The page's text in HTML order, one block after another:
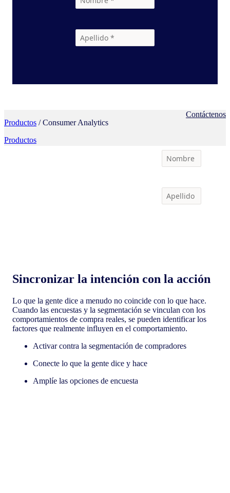
Productos / Consumer Analytics
Productos
Contáctenos
Sincronizar la intención con la acción
Lo que la gente dice a menudo no coincide con lo que hace.
Cuando las encuestas y la segmentación se vinculan con los
comportamientos de compra reales, se pueden identificar los
factores que realmente influyen en el comportamiento.
Activar contra la segmentación de compradores
Conecte lo que la gente dice y hace
Amplíe las opciones de encuesta